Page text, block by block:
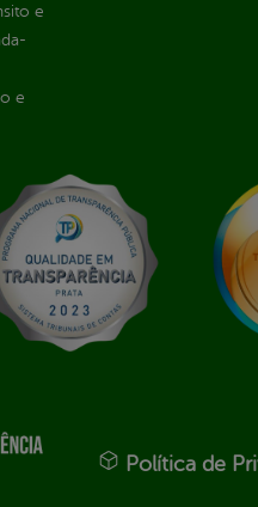
e
e
Política de